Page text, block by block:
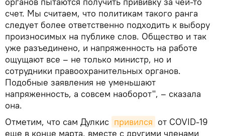
счет. Мы считаем, что политикам такого ранга
следует более ответственно подходить к выбору
произносимых на публике слов. Общество и так
уже разъединено, и напряженность на работе
ощущают все – не только министр, но и
сотрудники правоохранительных органов.
Подобные заявления не уменьшают
напряженность, а совсем наоборот", – сказала
она.
Отметим, что сам Дулкис привился от COVID-19
еще в конце марта, вместе с другими членами